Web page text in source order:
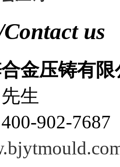
us
金压铸有限
生
902-7687